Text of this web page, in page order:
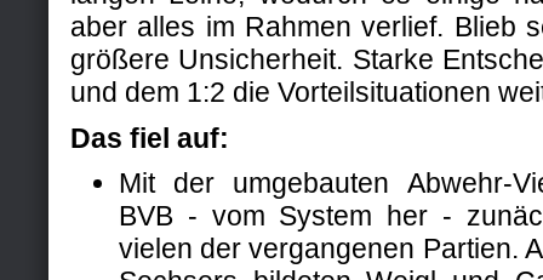
aber alles im Rahmen verlief. Blieb
größere Unsicherheit. Starke
und dem 1:2 die Vorteilsituationen
Das fiel auf:
Mit der umgebauten Abwehr-
BVB - vom System her -
vielen der vergangenen Partien.